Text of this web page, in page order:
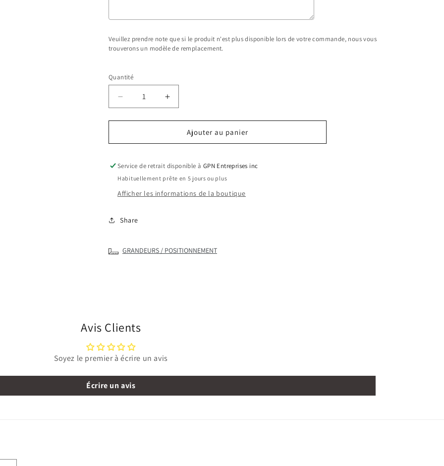
Veuillez prendre note que si le produit n'est plus disponible lors de votre commande, nous vous
trouverons un modèle de remplacement.
Selection will add
Quantité
Réduire
quantité
S05806
Polo
femme
Augmenter
quantité
S05806
Polo
femme
Ajouter au panier
Service de retrait disponible à GPN Entreprises inc
Habituellement prête en 5 jours ou plus
Afficher les informations de la boutique
Share
GRANDEURS / POSITIONNEMENT
Avis Clients
Soyez le premier à écrire un avis
Écrire un avis